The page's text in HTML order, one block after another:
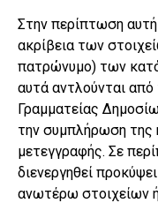
Στην περίπτωση
ακρίβεια των
πατρώνυμο) των
αυτά αντλούνται από
Γραμματείας
την συμπλήρωση της
μετεγγραφής. Σε
διενεργηθεί
ανωτέρω στοιχείων